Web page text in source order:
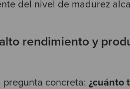
del nivel de madurez
rendimiento y
concreta: ¿cuánto